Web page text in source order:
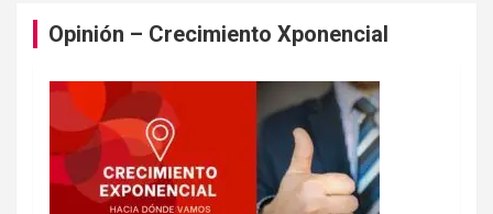
Opinión – Crecimiento Xponencial